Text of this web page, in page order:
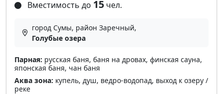
Вместимость до 15 чел.
город Сумы, район Заречный,
Голубые озера
Парная: русская баня, баня на дровах, финская сауна,
японская баня, чан баня
Аква зона: купель, душ, ведро-водопад, выход к озеру /
реке